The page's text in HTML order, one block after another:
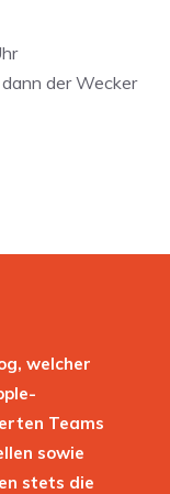
der Wecker
welcher
Teams
sowie
stets die